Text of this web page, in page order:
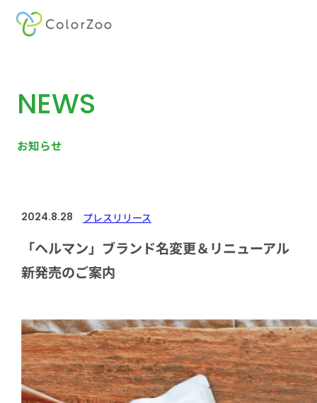
NEWS
お知らせ
2024.8.28 プレスリリース
「ヘルマン」ブランド名変更＆リニューアル
新発売のご案内